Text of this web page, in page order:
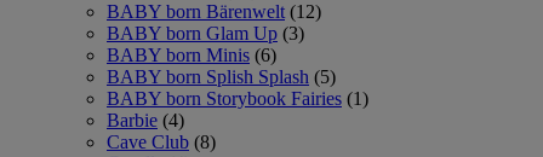
BABY born Bärenwelt (12)
BABY born Glam Up (3)
BABY born Minis (6)
BABY born Splish Splash (5)
BABY born Storybook Fairies (1)
Barbie (4)
Cave Club (8)